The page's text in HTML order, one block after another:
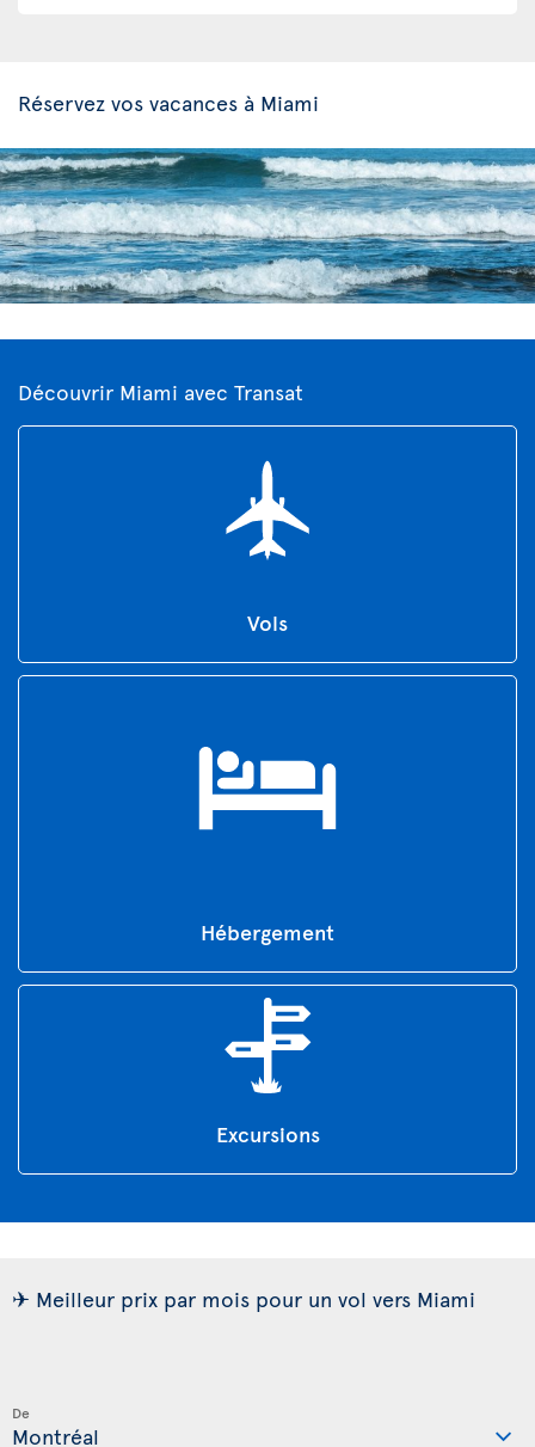
Réservez vos vacances à Miami
Découvrir Miami avec Transat
Vols
Hébergement
Excursions
✈ Meilleur prix par mois pour un vol vers Miami
De